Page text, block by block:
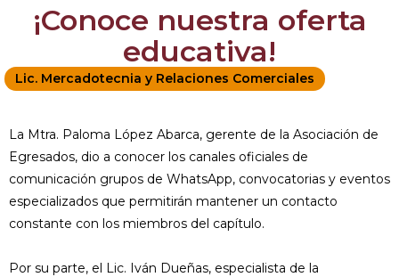
¡Conoce nuestra oferta
educativa!
Lic. Mercadotecnia y Relaciones Comerciales
La Mtra. Paloma López Abarca, gerente de la Asociación de
Egresados, dio a conocer los canales oficiales de
comunicación grupos de WhatsApp, convocatorias y eventos
especializados que permitirán mantener un contacto
constante con los miembros del capítulo.
Por su parte, el Lic. Iván Dueñas, especialista de la